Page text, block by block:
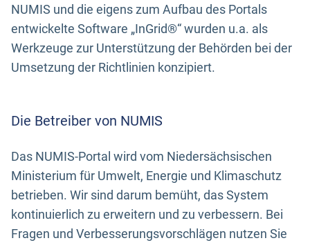
NUMIS und die eigens zum Aufbau des Portals
entwickelte Software „InGrid®“ wurden u.a. als
Werkzeuge zur Unterstützung der Behörden bei der
Umsetzung der Richtlinien konzipiert.
Die Betreiber von NUMIS
Das NUMIS-Portal wird vom Niedersächsischen
Ministerium für Umwelt, Energie und Klimaschutz
betrieben. Wir sind darum bemüht, das System
kontinuierlich zu erweitern und zu verbessern. Bei
Fragen und Verbesserungsvorschlägen nutzen Sie